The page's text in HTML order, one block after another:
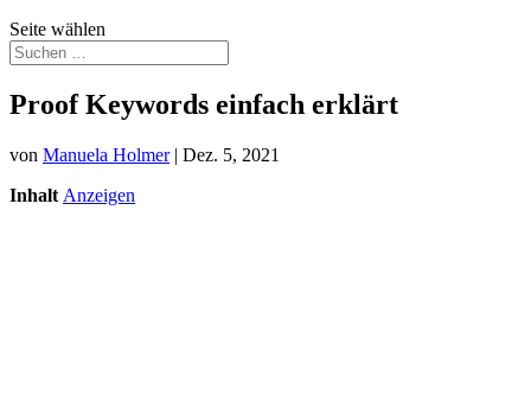
Seite wählen
Proof Keywords einfach erklärt
von Manuela Holmer| Dez. 5, 2021
Inhalt Anzeigen